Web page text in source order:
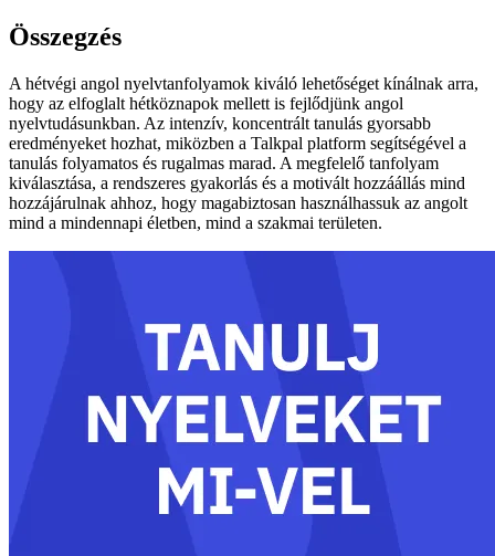
Összegzés
A hétvégi angol nyelvtanfolyamok kiváló lehetőséget kínálnak arra,
hogy az elfoglalt hétköznapok mellett is fejlődjünk angol
nyelvtudásunkban. Az intenzív, koncentrált tanulás gyorsabb
eredményeket hozhat, miközben a Talkpal platform segítségével a
tanulás folyamatos és rugalmas marad. A megfelelő tanfolyam
kiválasztása, a rendszeres gyakorlás és a motivált hozzáállás mind
hozzájárulnak ahhoz, hogy magabiztosan használhassuk az angolt
mind a mindennapi életben, mind a szakmai területen.